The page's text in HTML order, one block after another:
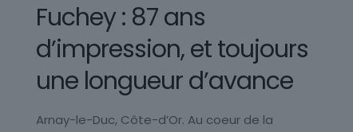
Fuchey : 87 ans
d’impression, et toujours
une longueur d’avance
Arnay-le-Duc, Côte-d’Or. Au coeur de la